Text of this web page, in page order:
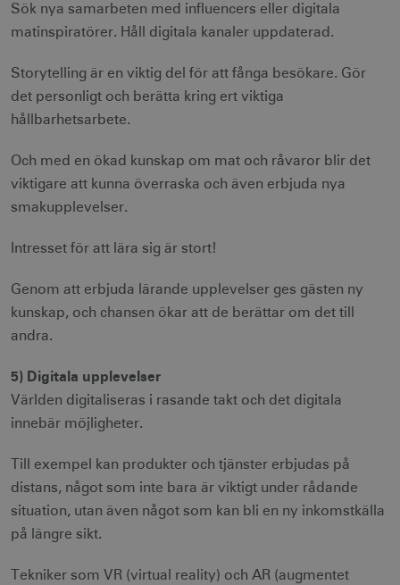
Sök nya samarbeten med influencers eller digitala
matinspiratörer. Håll digitala kanaler uppdaterad.
Storytelling är en viktig del för att fånga besökare. Gör
det personligt och berätta kring ert viktiga
hållbarhetsarbete.
Och med en ökad kunskap om mat och råvaror blir det
viktigare att kunna överraska och även erbjuda nya
smakupplevelser.
Intresset för att lära sig är stort!
Genom att erbjuda lärande upplevelser ges gästen ny
kunskap, och chansen ökar att de berättar om det till
andra.
5) Digitala upplevelser
Världen digitaliseras i rasande takt och det digitala
innebär möjligheter.
Till exempel kan produkter och tjänster erbjudas på
distans, något som inte bara är viktigt under rådande
situation, utan även något som kan bli en ny inkomstkälla
på längre sikt.
Tekniker som VR (virtual reality) och AR (augmentet